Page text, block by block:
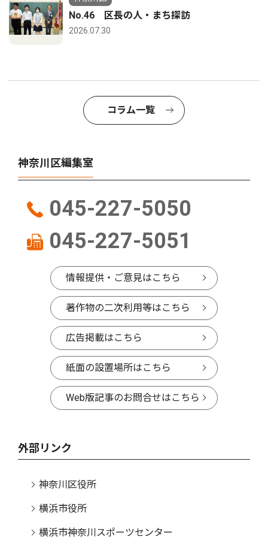
No.46 区長の人・まち探訪
2026.07.30
コラム一覧
神奈川区編集室
045-227-5050
045-227-5051
情報提供・ご意見はこちら
著作物の二次利用等はこちら
広告掲載はこちら
紙面の設置場所はこちら
Web版記事のお問合せはこちら
外部リンク
神奈川区役所
横浜市役所
横浜市神奈川スポーツセンター